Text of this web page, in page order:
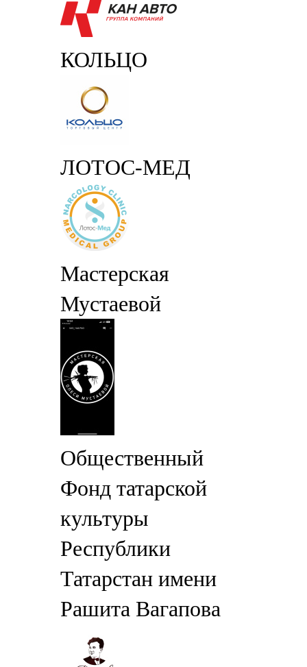
КОЛЬЦО
ЛОТОС-МЕД
Мастерская
Мустаевой
Общественный
Фонд татарской
культуры
Республики
Татарстан имени
Рашита Вагапова